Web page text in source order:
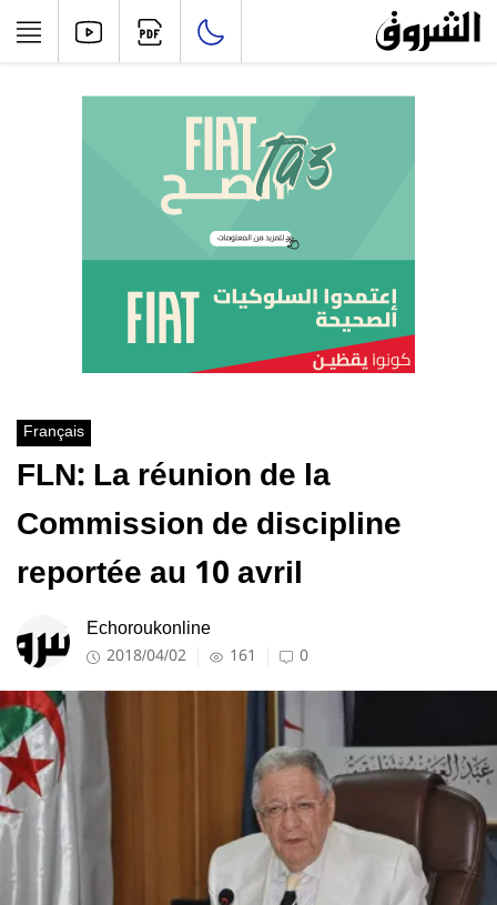
Français
FLN: La réunion de la
Commission de discipline
reportée au 10 avril
Echoroukonline
2018/04/02 161 0